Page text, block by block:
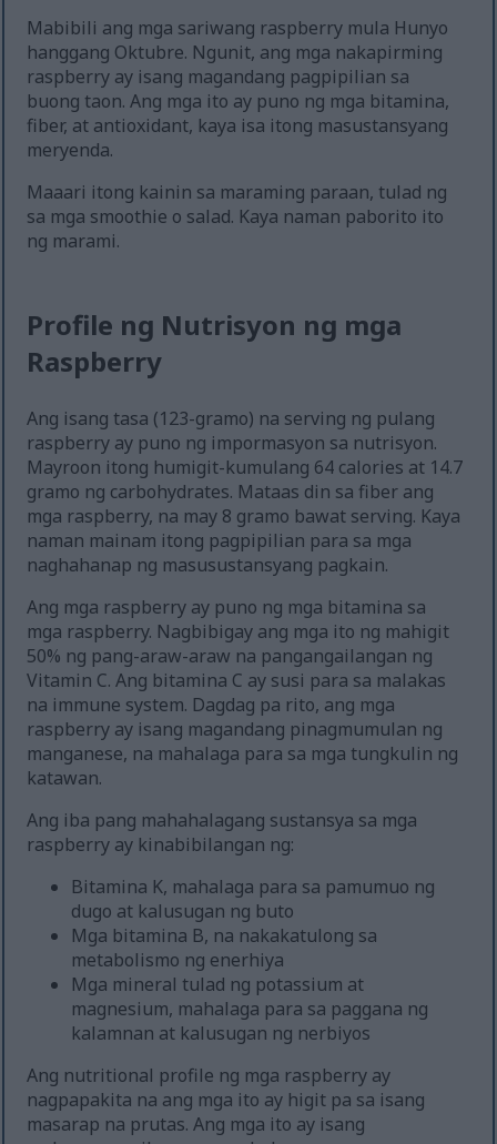
Mabibili ang mga sariwang raspberry mula Hunyo
hanggang Oktubre. Ngunit, ang mga nakapirming
raspberry ay isang magandang pagpipilian sa
buong taon. Ang mga ito ay puno ng mga bitamina,
fiber, at antioxidant, kaya isa itong masustansyang
meryenda.
Maaari itong kainin sa maraming paraan, tulad ng
sa mga smoothie o salad. Kaya naman paborito ito
ng marami.
Profile ng Nutrisyon ng mga
Raspberry
Ang isang tasa (123-gramo) na serving ng pulang
raspberry ay puno ng impormasyon sa nutrisyon.
Mayroon itong humigit-kumulang 64 calories at 14.7
gramo ng carbohydrates. Mataas din sa fiber ang
mga raspberry, na may 8 gramo bawat serving. Kaya
naman mainam itong pagpipilian para sa mga
naghahanap ng masusustansyang pagkain.
Ang mga raspberry ay puno ng mga bitamina sa
mga raspberry. Nagbibigay ang mga ito ng mahigit
50% ng pang-araw-araw na pangangailangan ng
Vitamin C. Ang bitamina C ay susi para sa malakas
na immune system. Dagdag pa rito, ang mga
raspberry ay isang magandang pinagmumulan ng
manganese, na mahalaga para sa mga tungkulin ng
katawan.
Ang iba pang mahahalagang sustansya sa mga
raspberry ay kinabibilangan ng:
Bitamina K, mahalaga para sa pamumuo ng
dugo at kalusugan ng buto
Mga bitamina B, na nakakatulong sa
metabolismo ng enerhiya
Mga mineral tulad ng potassium at
magnesium, mahalaga para sa paggana ng
kalamnan at kalusugan ng nerbiyos
Ang nutritional profile ng mga raspberry ay
nagpapakita na ang mga ito ay higit pa sa isang
masarap na prutas. Ang mga ito ay isang